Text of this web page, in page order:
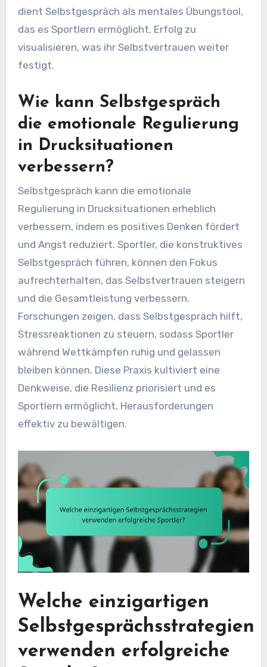
dient Selbstgespräch als mentales Übungstool,
das es Sportlern ermöglicht, Erfolg zu
visualisieren, was ihr Selbstvertrauen weiter
festigt.
Wie kann Selbstgespräch
die emotionale Regulierung
in Drucksituationen
verbessern?
Selbstgespräch kann die emotionale
Regulierung in Drucksituationen erheblich
verbessern, indem es positives Denken fördert
und Angst reduziert. Sportler, die konstruktives
Selbstgespräch führen, können den Fokus
aufrechterhalten, das Selbstvertrauen steigern
und die Gesamtleistung verbessern.
Forschungen zeigen, dass Selbstgespräch hilft,
Stressreaktionen zu steuern, sodass Sportler
während Wettkämpfen ruhig und gelassen
bleiben können. Diese Praxis kultiviert eine
Denkweise, die Resilienz priorisiert und es
Sportlern ermöglicht, Herausforderungen
effektiv zu bewältigen.
Welche einzigartigen
Selbstgesprächsstrategien
verwenden erfolgreiche